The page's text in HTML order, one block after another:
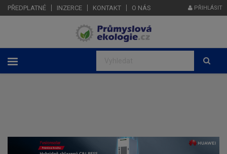
PŘEDPLATNÉ INZERCE KONTAKT O NÁS PŘIHLÁSIT